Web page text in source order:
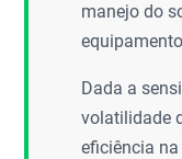
manejo do
Dada a
volatilidade
eficiência